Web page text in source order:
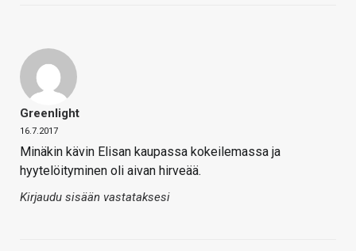
Greenlight
16.7.2017
Minäkin kävin Elisan kaupassa kokeilemassa ja
hyytelöityminen oli aivan hirveää.
Kirjaudu sisään vastataksesi